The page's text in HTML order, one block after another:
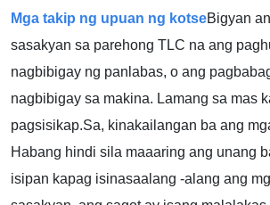
Mga takip ng upuan ng kotseBigyan
sasakyan sa parehong TLC na ang
nagbibigay ng panlabas, o ang
nagbibigay sa makina. Lamang sa mas
pagsisikap.Sa, kinakailangan ba ang
Habang hindi sila maaaring ang unang
isipan kapag isinasaalang -alang ang